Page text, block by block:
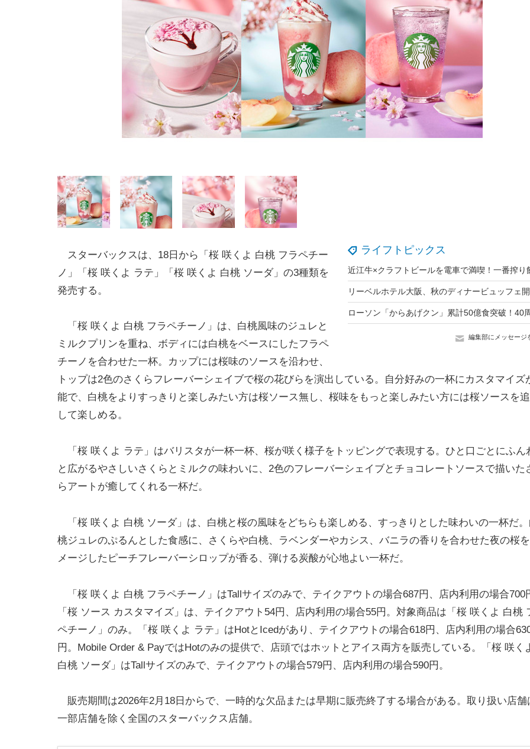
ライフトピックス
編集部にメッセージ
スターバックスは、18日から「桜 咲くよ 白桃 フラペチー
ノ」「桜 咲くよ ラテ」「桜 咲くよ 白桃 ソーダ」の3種類を
発売する。
「桜 咲くよ 白桃 フラペチーノ」は、白桃風味のジュレと
ミルクプリンを重ね、ボディには白桃をベースにしたフラペ
チーノを合わせた一杯。カップには桜味のソースを沿わせ、
トップは2色のさくらフレーバーシェイブで桜の花びらを演出している。自分好みの一杯にカスタマイズ
能で、白桃をよりすっきりと楽しみたい方は桜ソース無し、桜味をもっと楽しみたい方には桜ソースを
して楽しめる。
「桜 咲くよ ラテ」はバリスタが一杯一杯、桜が咲く様子をトッピングで表現する。ひと口ごとにふん
と広がるやさしいさくらとミルクの味わいに、2色のフレーバーシェイブとチョコレートソースで描いた
らアートが癒してくれる一杯だ。
「桜 咲くよ 白桃 ソーダ」は、白桃と桜の風味をどちらも楽しめる、すっきりとした味わいの一杯だ。
桃ジュレのぷるんとした食感に、さくらや白桃、ラベンダーやカシス、バニラの香りを合わせた夜の桜
メージしたピーチフレーバーシロップが香る、弾ける炭酸が心地よい一杯だ。
「桜 咲くよ 白桃 フラペチーノ」はTallサイズのみで、テイクアウトの場合687円、店内利用の場合700
「桜 ソース カスタマイズ」は、テイクアウト54円、店内利用の場合55円。対象商品は「桜 咲くよ 白桃
ペチーノ」のみ。「桜 咲くよ ラテ」はHotとIcedがあり、テイクアウトの場合618円、店内利用の場合
円。Mobile Order & PayではHotのみの提供で、店頭ではホットとアイス両方を販売している。「桜 咲く
白桃 ソーダ」はTallサイズのみで、テイクアウトの場合579円、店内利用の場合590円。
販売期間は2026年2月18日からで、一時的な欠品または早期に販売終了する場合がある。取り扱い店舗
一部店舗を除く全国のスターバックス店舗。